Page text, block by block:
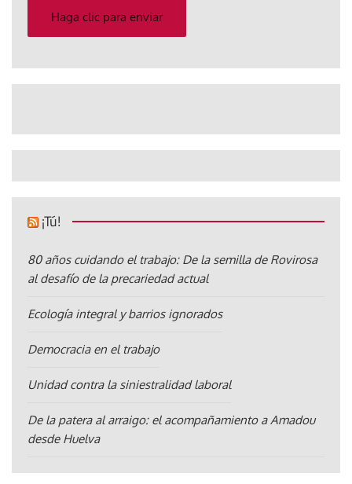
electrónico
Haga clic para enviar
¡Tú!
80 años cuidando el trabajo: De la semilla de Rovirosa
al desafío de la precariedad actual
Ecología integral y barrios ignorados
Democracia en el trabajo
Unidad contra la siniestralidad laboral
De la patera al arraigo: el acompañamiento a Amadou
desde Huelva